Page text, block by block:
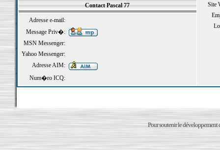
Site
Contact Pascal 77
Adresse e-mail:
Message Priv�:
MSN Messenger:
Yahoo Messenger:
Adresse AIM:
Num�ro ICQ:
Pour soutenir le développement